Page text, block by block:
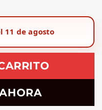
11 de agosto